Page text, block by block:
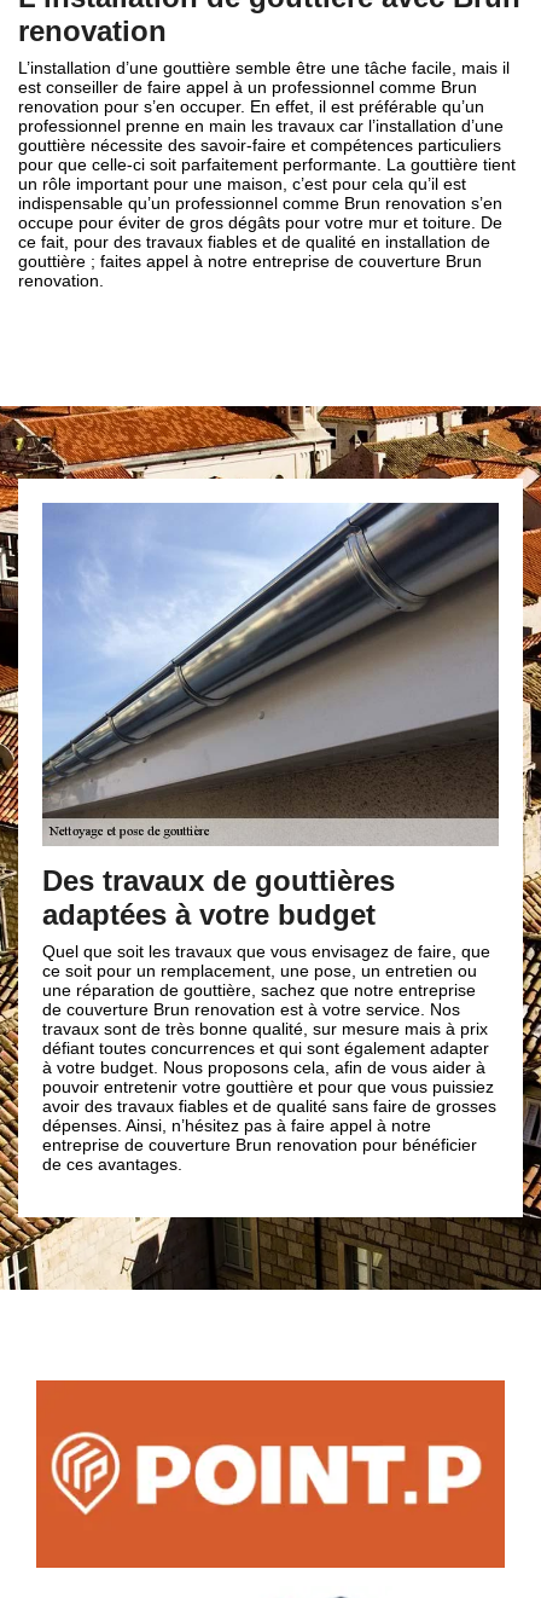
renovation
L’installation d’une gouttière semble être une tâche facile, mais il
est conseiller de faire appel à un professionnel comme Brun
renovation pour s’en occuper. En effet, il est préférable qu’un
professionnel prenne en main les travaux car l’installation d’une
gouttière nécessite des savoir-faire et compétences particuliers
pour que celle-ci soit parfaitement performante. La gouttière tient
un rôle important pour une maison, c’est pour cela qu’il est
indispensable qu’un professionnel comme Brun renovation s’en
occupe pour éviter de gros dégâts pour votre mur et toiture. De
ce fait, pour des travaux fiables et de qualité en installation de
gouttière ; faites appel à notre entreprise de couverture Brun
renovation.
de gouttières
à votre budget
soit les travaux que vous envisagez de faire, que
un remplacement, une pose, un entretien ou
de gouttière, sachez que notre entreprise
Brun renovation est à votre service. Nos
de très bonne qualité, sur mesure mais à prix
concurrences et qui sont également adapter
Nous proposons cela, afin de vous aider à
votre gouttière et pour que vous puissiez
travaux fiables et de qualité sans faire de grosses
Ainsi, n’hésitez pas à faire appel à notre
de couverture Brun renovation pour bénéficier
gouttière
Au fils des
d’éviter une fuite.
dans le domaine
couvreurs en
coup, quel que
renovation à
Surtout, s’il
prix en nettoyage
pouvez donc être
est l’entreprise
votre gouttière